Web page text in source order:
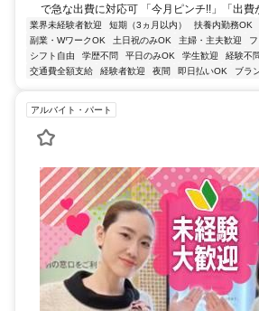
で急な出費に対応可 「今月ピンチ!!」「出
業界未経験者歓迎 短期（3ヵ月以内） 扶養内勤務OK
副業・WワークOK
土日祝のみOK 主婦・主夫歓迎
シフト自由
学歴不問 平日のみOK 学生歓迎 経験不
交通費全額支給
経験者歓迎 夜間 即日払いOK ブラ
アルバイト・パート